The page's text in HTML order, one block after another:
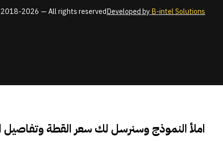
2026 — All rights reservedDeveloped byB-intel Solutions
املأ النموذج وسنرسل لك سعر القطة